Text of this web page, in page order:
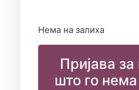
Нема на залиха
Пријава
што го